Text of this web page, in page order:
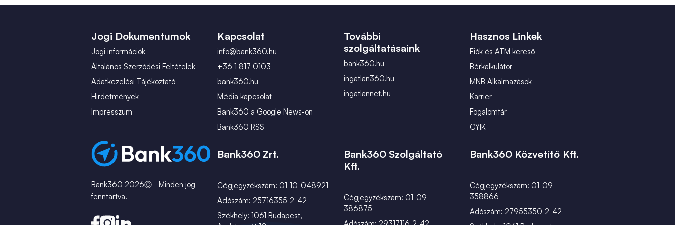
február (2)
január (2)
Jogi Dokumentumok
Jogi információk
Általános Szerződési Feltételek
Adatkezelési Tájékoztató
Hirdetmények
Impresszum
Kapcsolat
info@bank360.hu
+36 1 817 0103
bank360.hu
Média kapcsolat
Bank360 a Google News-on
Bank360 RSS
További
szolgáltatásaink
bank360.hu
ingatlan360.hu
ingatlannet.hu
Hasznos Linkek
Fiók és ATM kereső
Bérkalkulátor
MNB Alkalmazások
Karrier
Fogalomtár
GYIK
Bank360 2026Ⓒ - Minden jog
fenntartva.
Bank360 Zrt.
Cégjegyzékszám: 01-10-048921
Adószám: 25716355-2-42
Székhely: 1061 Budapest,
Bank360 Szolgáltató
Kft.
Cégjegyzékszám: 01-09-
386875
Bank360 Közvetítő Kft.
Cégjegyzékszám: 01-09-
358866
Adószám: 27955350-2-42